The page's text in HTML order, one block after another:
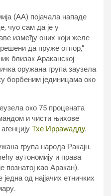
(АА) појачала нападе
чуо сам да је у
између оних који желе
да пруже отпор,“
близак Араканској
оружана група заузела
борбеним јединицама око
око 75 процената
и чисти њихове
Тхе Ирраwаддy.
група народа Ракајн.
аутономију и права
познатој као Аракан).
од најјачих етничких